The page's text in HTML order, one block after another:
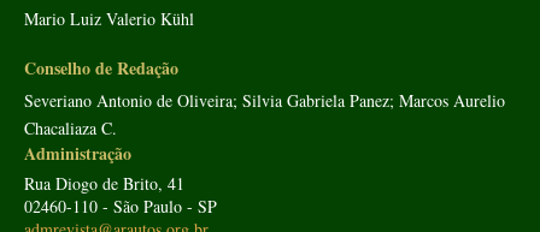
Mario Luiz Valerio Kühl
Conselho de Redação
Severiano Antonio de Oliveira; Silvia Gabriela Panez; Marcos Aurelio
Chacaliaza C.
Administração
Rua Diogo de Brito, 41
02460-110 - São Paulo - SP